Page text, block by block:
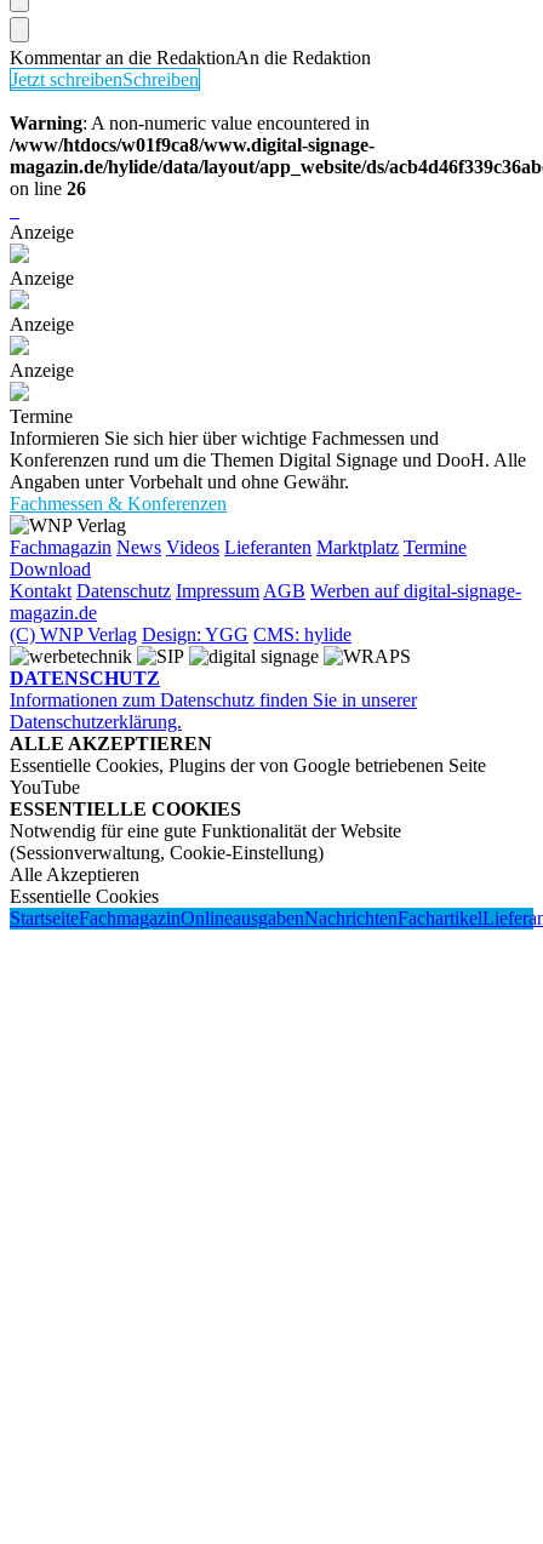
Kommentar an die RedaktionAn die Redaktion
Jetzt schreibenSchreiben
Warning: A non-numeric value encountered in
/www/htdocs/w01f9ca8/www.digital-signage-
magazin.de/hylide/data/layout/app_website/ds/
on line 26
Anzeige
Anzeige
Anzeige
Anzeige
Termine
Informieren Sie sich hier über wichtige Fachmessen und
Konferenzen rund um die Themen Digital Signage und DooH. Alle
Angaben unter Vorbehalt und ohne Gewähr.
Fachmessen & Konferenzen
Fachmagazin News Videos Lieferanten Marktplatz Termine
Download
Kontakt Datenschutz ImpressumAGB Werben auf digital-signage-
magazin.de
(C) WNP Verlag Design: YGG CMS: hylide
DATENSCHUTZ
Informationen zum Datenschutz finden Sie in unserer
Datenschutzerklärung.
ALLE AKZEPTIEREN
Essentielle Cookies, Plugins der von Google betriebenen Seite
YouTube
ESSENTIELLE COOKIES
Notwendig für eine gute Funktionalität der Website
(Sessionverwaltung, Cookie-Einstellung)
Alle Akzeptieren
Essentielle Cookies
StartseiteFachmagazinOnlineausgabenNachrichtenFachartikel